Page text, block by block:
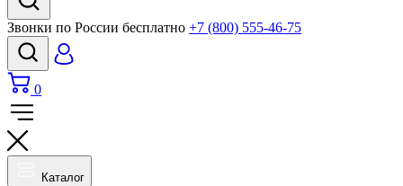
Звонки по России бесплатно +7 (800) 555-46-75
0
Каталог